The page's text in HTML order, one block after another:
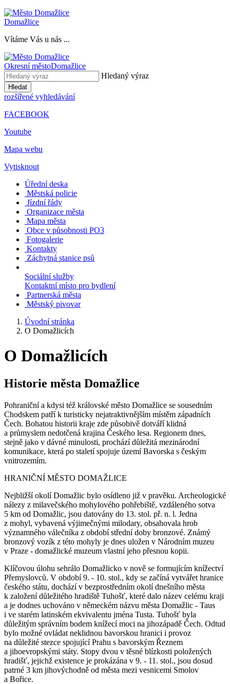
Domažlice
Vítáme Vás u nás ...
Okresní městoDomažlice
Hledaný výraz
Hledat
rozšířené vyhledávání
FACEBOOK
Youtube
Mapa webu
Vytisknout
Úřední deska
Městská policie
Jízdní řády
Organizace města
Mapa města
Obce v působnosti PO3
Fotogalerie
Kontakty
Záchytná stanice psů
Sociální služby
Kontaktní místo pro bydlení
Partnerská města
Městský pivovar
Úvodní stránka
O Domažlicích
O Domažlicích
Historie města Domažlice
Pohraniční a kdysi též královské město Domažlice se sousedním
Chodskem patří k turisticky nejatraktivnějším místěm západních
Čech. Bohatou historii kraje zde působivě dotváří klidná
a průmyslem nedotčená krajina Českého lesa. Regionem dnes,
stejně jako v dávné minulosti, prochází důležitá mezinárodní
komunikace, která po staletí spojuje území Bavorska s českým
vnitrozemím.
HRANIČNÍ MĚSTO DOMAŽLICE
Nejbližší okolí Domažlic bylo osídleno již v pravěku. Archeologické
nálezy z milavečského mohylového pohřebiště, vzdáleného sotva
5 km od Domažlic, jsou datovány do 13. stol. př. n. l. Jedna
z mohyl, vybavená výjimečnými milodary, obsahovala hrob
významného válečníka z období střední doby bronzové. Známý
bronzový vozík z této mohyly je dnes uložen v Národním muzeu
v Praze - domažlické muzeum vlastní jeho přesnou kopii.
Klíčovou úlohu sehrálo Domažlicko v nově se formujícím knížectví
Přemyslovců. V období 9. - 10. stol., kdy se začíná vytvářet hranice
českého státu, dochází v bezprostředním okolí dnešního města
k založení důležitého hradiště Tuhošť, které dalo název celému kraji
a je dodnes uchováno v německém názvu města Domažlic - Taus
i ve starém latinském ekvivalentu jména Tusta. Tuhošť byla
důležitým správním bodem knížecí moci na jihozápadě Čech. Odtud
bylo možné ovládat neklidnou bavorskou hranici i provoz
na důležité stezce spojující Prahu s bavorským Řeznem
a jihoevropskými státy. Stopy dvou v těsné blízkosti položených
hradišť, jejichž existence je prokázána v 9. - 11. stol., jsou dosud
patrné 3 km jihovýchodně od města mezi vesnicemi Smolov
a Bořice.